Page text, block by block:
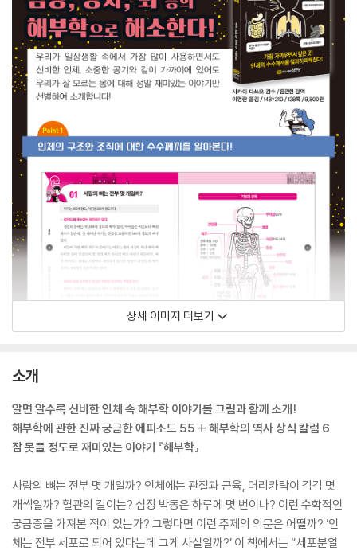
상세 이미지 더보기
소개
알면 알수록 신비한 인체 속 해부학 이야기를 그림과 함께 소개!
해부학에 관한 진짜 궁금한 에피소드 55 + 해부학의 역사 상식 칼럼 6
잠 못들 정도로 재미있는 이야기 『해부학』
사람의 뼈는 전부 몇 개일까? 인체에는 관절과 근육, 머리카락이 각각 몇
개씩일까? 혈관의 길이는? 심장 박동은 하루에 몇 번이나? 이런 수학적인
궁금증을 가져본 적이 있는가? 그렇다면 이런 주제의 의문은 어떨까? ‘인
체는 전부 세포로 되어 있다는데 그게 사실일까?’ 이 책에서는 “세포분열